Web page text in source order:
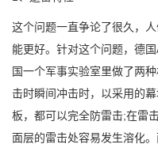
这个问题一直争论了很久，
能更好。针对这个问题，德
国一个军事实验室里做了两
击时瞬间冲击时，以采用的
板，都可以完全防雷击;在雷
面层的雷击处容易发生溶化